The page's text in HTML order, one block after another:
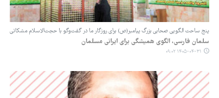
پنج ساحت الگویی صحابی بزرگ پیامبر(ص) برای روزگار ما در گفت‌وگو با حجت‌الاسلام مشکاتی
سلمان فارسی، الگوی همیشگی برای ایرانی مسلمان
۱۴۰۵-۰۴-۳۱ ۰۹:۰۲